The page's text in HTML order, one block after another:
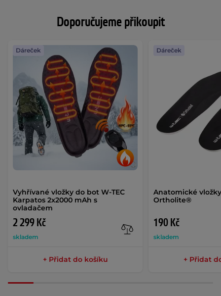
Doporučujeme přikoupit
Vyhřívané vložky do bot W-TEC
Karpatos 2x2000 mAh s
ovladačem
2 299 Kč
skladem
Dáreček
+ Přidat do košíku
Anatomické
Ortholite®
190 Kč
skladem
Dáreček
+ Přidat